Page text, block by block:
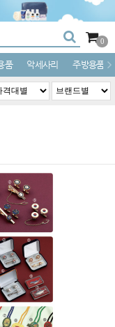
0
품 악세사리 주방용품